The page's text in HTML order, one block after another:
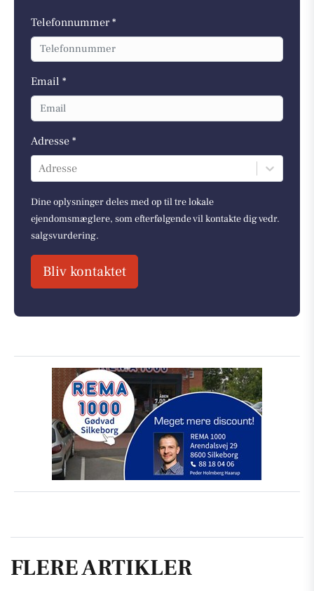
Telefonnummer *
Email *
Adresse *
Adresse
Dine oplysninger deles med op til tre lokale
ejendomsmæglere, som efterfølgende vil kontakte dig vedr.
salgsvurdering.
Bliv kontaktet
FLERE ARTIKLER